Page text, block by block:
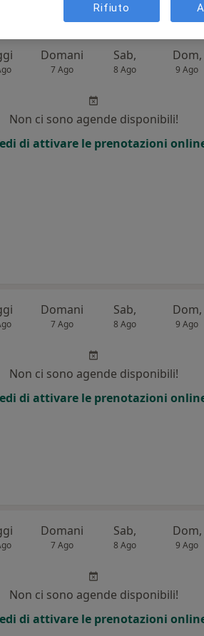
Domani
7 Ago
Sab,
8 Ago
Dom,
9 Ago
Non ci sono agende disponibili!
di attivare le prenotazioni
Domani
7 Ago
Sab,
8 Ago
Dom,
9 Ago
Non ci sono agende disponibili!
di attivare le prenotazioni
Domani
7 Ago
Sab,
8 Ago
Dom,
9 Ago
Non ci sono agende disponibili!
di attivare le prenotazioni
Rifiuto